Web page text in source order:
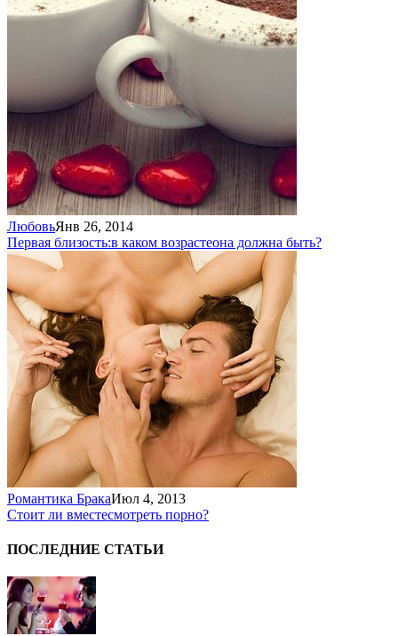
ЛюбовьЯнв 26, 2014
Первая близость:в каком возрастеона должна быть?
Романтика БракаИюл 4, 2013
Стоит ли вместесмотреть порно?
ПОСЛЕДНИЕ СТАТЬИ